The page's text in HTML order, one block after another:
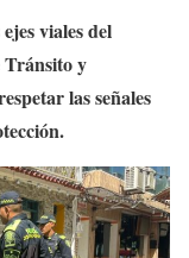
viales del
Tránsito y
las señales